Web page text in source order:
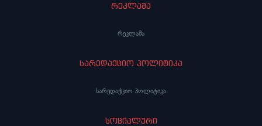
რეკლამა
რეკლამა
სარედაქციო პოლიტიკა
სარედაქციო პოლიტიკა
სოციალური